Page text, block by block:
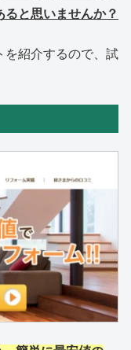
と思いませんか？
を紹介するので、試